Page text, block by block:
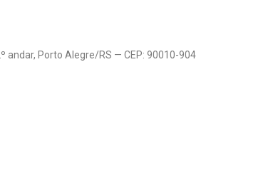
andar, Porto Alegre/RS — CEP: 90010-904